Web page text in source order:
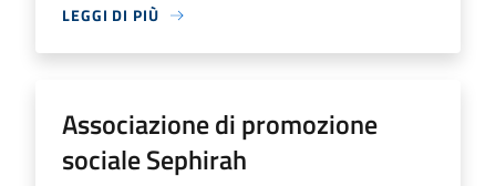
LEGGI DI PIÙ
Associazione di promozione
sociale Sephirah